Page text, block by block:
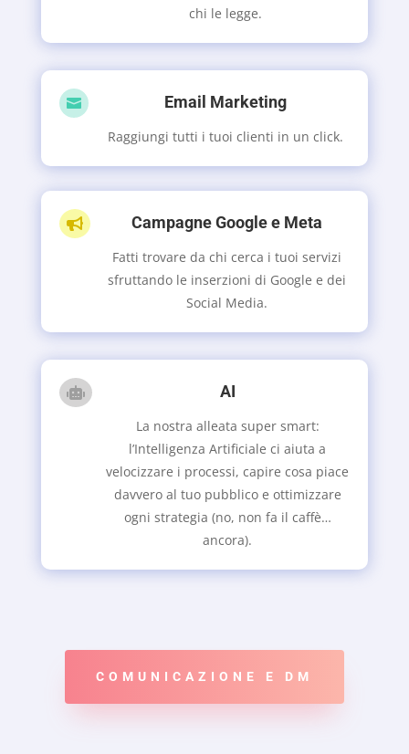
chi le legge.
 Email Marketing
Raggiungi tutti i tuoi clienti in un click.
 Campagne Google e Meta
Fatti trovare da chi cerca i tuoi servizi
sfruttando le inserzioni di Google e dei
Social Media.
 AI
La nostra alleata super smart:
l’Intelligenza Artificiale ci aiuta a
velocizzare i processi, capire cosa piace
davvero al tuo pubblico e ottimizzare
ogni strategia (no, non fa il caffè…
ancora).
COMUNICAZIONE E DM